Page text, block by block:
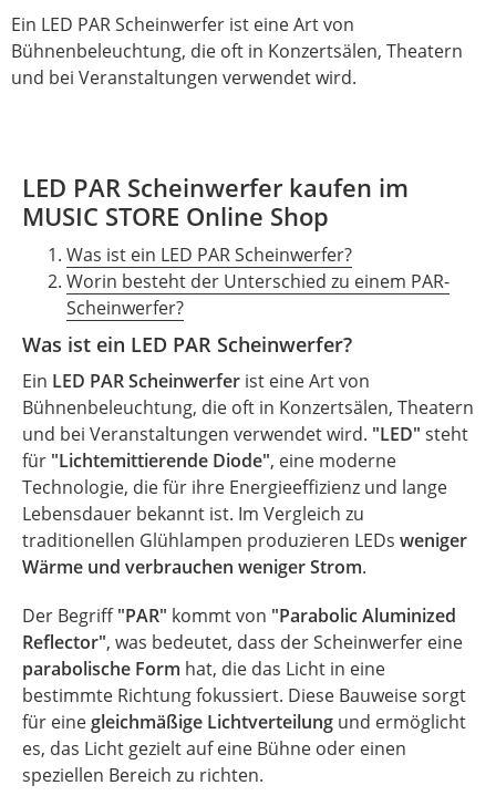
Ein LED PAR Scheinwerfer ist eine Art von
Bühnenbeleuchtung, die oft in Konzertsälen, Theatern
und bei Veranstaltungen verwendet wird.
LED PAR Scheinwerfer kaufen im
MUSIC STORE Online Shop
Was ist ein LED PAR Scheinwerfer?
Worin besteht der Unterschied zu einem PAR-
Scheinwerfer?
Was ist ein LED PAR Scheinwerfer?
Ein LED PAR Scheinwerfer ist eine Art von
Bühnenbeleuchtung, die oft in Konzertsälen, Theatern
und bei Veranstaltungen verwendet wird. "LED" steht
für "Lichtemittierende Diode", eine moderne
Technologie, die für ihre Energieeffizienz und lange
Lebensdauer bekannt ist. Im Vergleich zu
traditionellen Glühlampen produzieren LEDs weniger
Wärme und verbrauchen weniger Strom.
Der Begriff"PAR" kommt von "Parabolic Aluminized
Reflector", was bedeutet, dass der Scheinwerfer eine
parabolische Form hat, die das Licht in eine
bestimmte Richtung fokussiert. Diese Bauweise sorgt
für einegleichmäßige Lichtverteilung und ermöglicht
es, das Licht gezielt auf eine Bühne oder einen
speziellen Bereich zu richten.